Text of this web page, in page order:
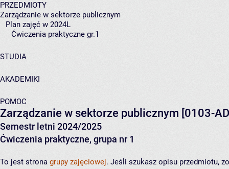
PRZEDMIOTY
Zarządzanie w sektorze publicznym
Plan zajęć w 2024L
Ćwiczenia praktyczne gr.1
STUDIA
AKADEMIKI
POMOC
Zarządzanie w sektorze publicznym [0103-
Semestr letni 2024/2025
Ćwiczenia praktyczne, grupa nr 1
To jest strona grupy zajęciowej. Jeśli szukasz opisu przedmiotu,